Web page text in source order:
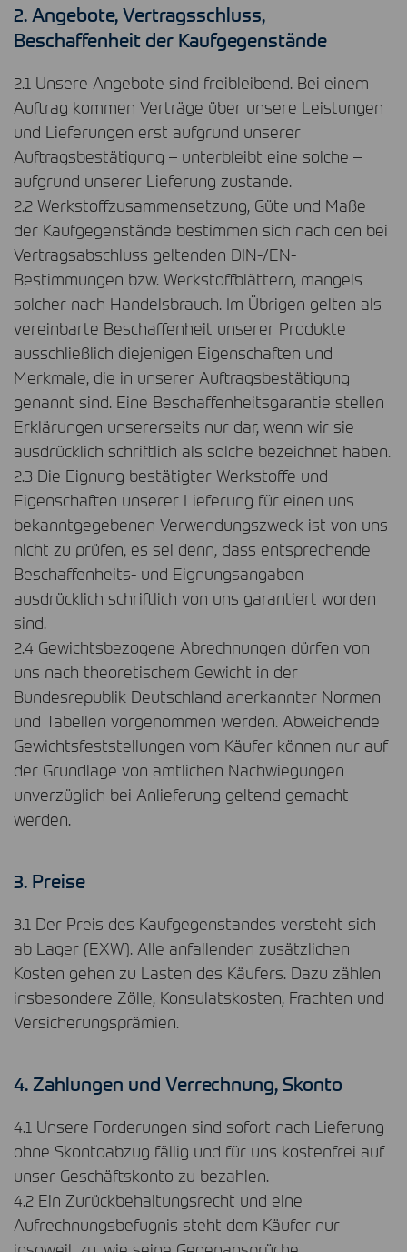
2. Angebote, Vertragsschluss,
Beschaffenheit der Kaufgegenstände
2.1 Unsere Angebote sind freibleibend. Bei einem
Auftrag kommen Verträge über unsere Leistungen
und Lieferungen erst aufgrund unserer
Auftragsbestätigung – unterbleibt eine solche –
aufgrund unserer Lieferung zustande.
2.2 Werkstoffzusammensetzung, Güte und Maße
der Kaufgegenstände bestimmen sich nach den bei
Vertragsabschluss geltenden DIN-/EN-
Bestimmungen bzw. Werkstoffblättern, mangels
solcher nach Handelsbrauch. Im Übrigen gelten als
vereinbarte Beschaffenheit unserer Produkte
ausschließlich diejenigen Eigenschaften und
Merkmale, die in unserer Auftragsbestätigung
genannt sind. Eine Beschaffenheitsgarantie stellen
Erklärungen unsererseits nur dar, wenn wir sie
ausdrücklich schriftlich als solche bezeichnet haben.
2.3 Die Eignung bestätigter Werkstoffe und
Eigenschaften unserer Lieferung für einen uns
bekanntgegebenen Verwendungszweck ist von uns
nicht zu prüfen, es sei denn, dass entsprechende
Beschaffenheits- und Eignungsangaben
ausdrücklich schriftlich von uns garantiert worden
sind.
2.4 Gewichtsbezogene Abrechnungen dürfen von
uns nach theoretischem Gewicht in der
Bundesrepublik Deutschland anerkannter Normen
und Tabellen vorgenommen werden. Abweichende
Gewichtsfeststellungen vom Käufer können nur auf
der Grundlage von amtlichen Nachwiegungen
unverzüglich bei Anlieferung geltend gemacht
werden.
3. Preise
3.1 Der Preis des Kaufgegenstandes versteht sich
ab Lager (EXW). Alle anfallenden zusätzlichen
Kosten gehen zu Lasten des Käufers. Dazu zählen
insbesondere Zölle, Konsulatskosten, Frachten und
Versicherungsprämien.
4. Zahlungen und Verrechnung, Skonto
4.1 Unsere Forderungen sind sofort nach Lieferung
ohne Skontoabzug fällig und für uns kostenfrei auf
unser Geschäftskonto zu bezahlen.
4.2 Ein Zurückbehaltungsrecht und eine
Aufrechnungsbefugnis steht dem Käufer nur